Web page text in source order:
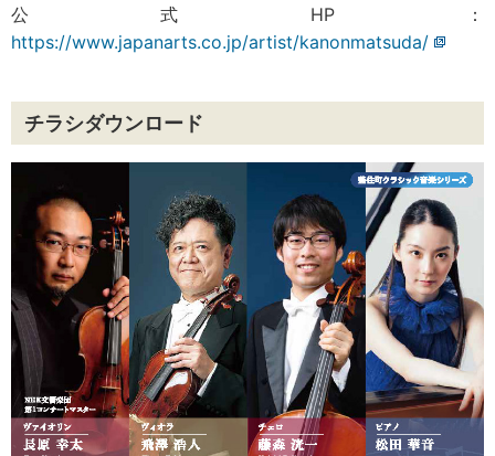
公式HP：
https://www.japanarts.co.jp/artist/kanonmatsuda/
チラシダウンロード